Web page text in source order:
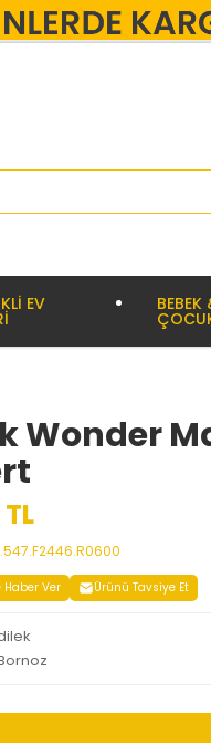
EV BEBEK
Wonder
Haber Ver Ürünü Tavsiye Et